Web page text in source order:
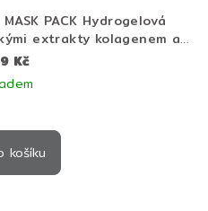
MASK PACK Hydrogelová
extrakty kolagenem a
30 g
Kč
košíku